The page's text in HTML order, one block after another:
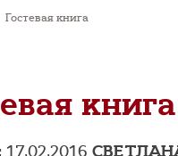
Гостевая книга
книга